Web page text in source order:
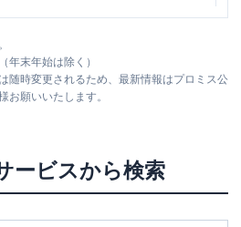
県飯塚市弁分字門ノ町９－１
年末年始は除く）
随時変更されるため、最新情報はプロミス公
お願いいたします。
ービスから検索